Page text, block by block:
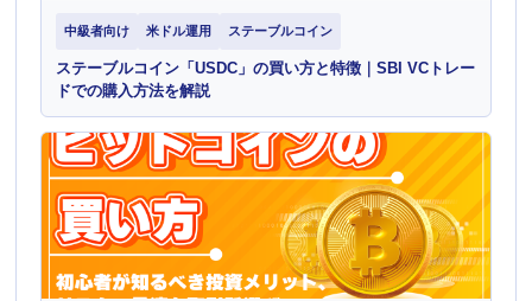
中級者向け 米ドル運用 ステーブルコイン
ステーブルコイン「USDC」の買い方と特徴｜SBI VCトレー
ドでの購入方法を解説